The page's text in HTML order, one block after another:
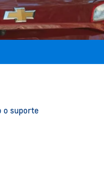
o suporte